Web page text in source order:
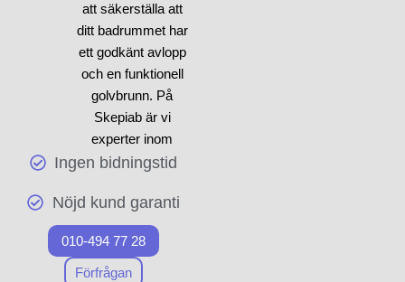
att säkerställa att
ditt badrummet har
ett godkänt avlopp
och en funktionell
golvbrunn. På
Skepiab är vi
experter inom
badrumsrenoverin
pålitliga lösningar
för ditt projekt. När
arbetet inleds
prioriterar vi att
Ingen bidningstid
Nöjd kund garanti
010-494 77 28
Förfrågan